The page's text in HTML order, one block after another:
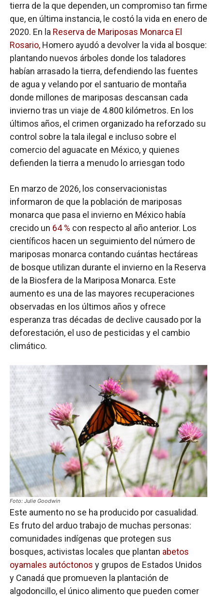
tierra de la que dependen, un compromiso tan firme
que, en última instancia, le costó la vida en enero de
2020. En la Reserva de Mariposas Monarca El
Rosario, Homero ayudó a devolver la vida al bosque:
plantando nuevos árboles donde los taladores
habían arrasado la tierra, defendiendo las fuentes
de agua y velando por el santuario de montaña
donde millones de mariposas descansan cada
invierno tras un viaje de 4.800 kilómetros. En los
últimos años, el crimen organizado ha reforzado su
control sobre la tala ilegal e incluso sobre el
comercio del aguacate en México, y quienes
defienden la tierra a menudo lo arriesgan todo
En marzo de 2026, los conservacionistas
informaron de que la población de mariposas
monarca que pasa el invierno en México había
crecido un 64 % con respecto al año anterior. Los
científicos hacen un seguimiento del número de
mariposas monarca contando cuántas hectáreas
de bosque utilizan durante el invierno en la Reserva
de la Biosfera de la Mariposa Monarca. Este
aumento es una de las mayores recuperaciones
observadas en los últimos años y ofrece
esperanza tras décadas de declive causado por la
deforestación, el uso de pesticidas y el cambio
climático.
Foto: Julie Goodwin
Este aumento no se ha producido por casualidad.
Es fruto del arduo trabajo de muchas personas:
comunidades indígenas que protegen sus
bosques, activistas locales que plantan abetos
oyamales autóctonos y grupos de Estados Unidos
y Canadá que promueven la plantación de
algodoncillo, el único alimento que pueden comer